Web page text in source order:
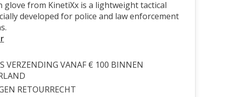
glove from KinetiXx is a lightweight tactical
developed for police and law enforcement
VERZENDING VANAF € 100 BINNEN
RETOURRECHT